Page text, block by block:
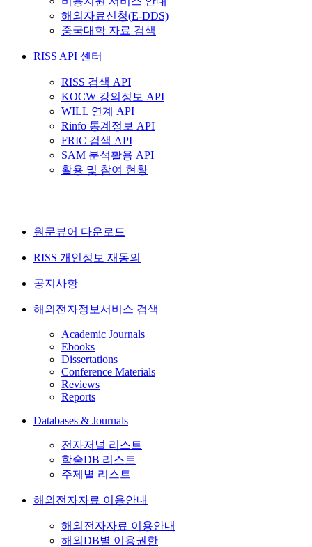
해외자료신청(E-DDS)
중국대학 자료 검색
RISS API 센터
RISS 검색 API
KOCW 강의정보 API
WILL 연계 API
Rinfo 통계정보 API
FRIC 검색 API
SAM 분석활용 API
활용 및 참여 현황
원문뷰어 다운로드
RISS 개인정보 재동의
공지사항
해외전자정보서비스 검색
Academic Journals
Ebooks
Dissertations
Conference Materials
Reviews
Reports
Databases & Journals
전자저널 리스트
학술DB 리스트
주제별 리스트
해외전자자료 이용안내
해외전자자료 이용안내
해외DB별 이용권한